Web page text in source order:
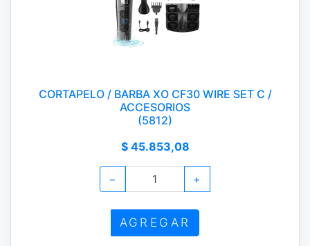
CORTAPELO / BARBA XO CF30 WIRE SET C /
ACCESORIOS
(5812)
$ 45.853,08
− +
AGREGAR